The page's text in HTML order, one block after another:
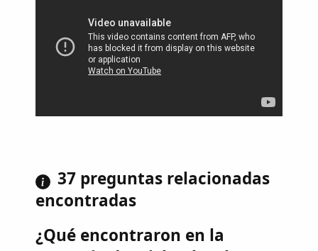
37 preguntas relacionadas
encontradas
¿Qué encontraron en la